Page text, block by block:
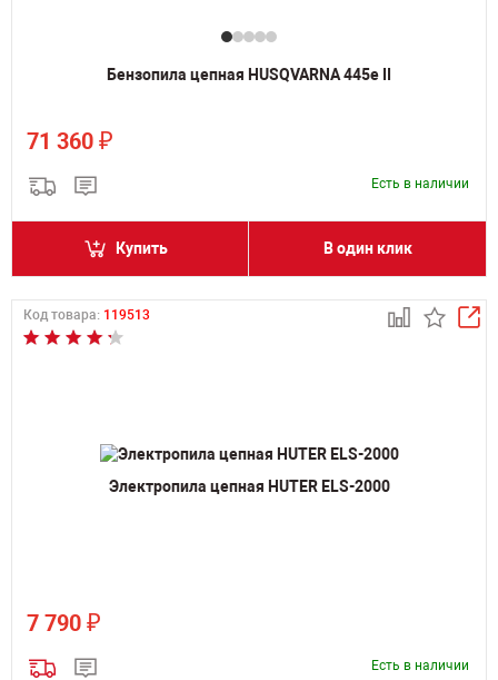
Бензопила цепная HUSQVARNA 445e II
71 360 ₽
Есть в наличии
Купить В один клик
Код товара: 119513
Электропила цепная HUTER ELS-2000
7 790 ₽
Есть в наличии